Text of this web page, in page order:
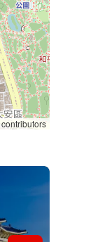
contributors